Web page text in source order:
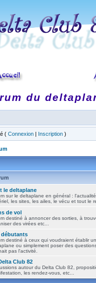
du
( Connexion | Inscription )
le deltaplane
sur le deltaplane en général :
les sites, les ailes, le vécu et tout le
de vol
destiné à annoncer des sorties, à
des virées etc...
débutants
destiné à ceux qui voudraient établir
ou simplement poser des
pas l'activité.
Club 82
autour du Delta Club 82,
les rendez-vous, etc...